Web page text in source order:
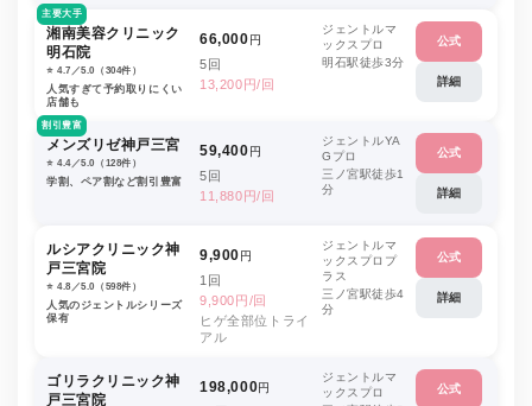
主要大手
湘南美容クリニック
明石院
⭐️ 4.7／5.0（304件）
人気すぎて予約取りにくい
店舗も
66,000円
5回
13,200円/回
ジェントルマ
ックスプロ
明石駅徒歩3分
公式
詳細
割引豊富
メンズリゼ神戸三宮
⭐️ 4.4／5.0（128件）
学割、ペア割など割引豊富
59,400円
5回
11,880円/回
ジェントルYA
Gプロ
三ノ宮駅徒歩1
分
公式
詳細
ルシアクリニック神
戸三宮院
⭐️ 4.8／5.0（598件）
人気のジェントルシリーズ
保有
9,900円
1回
9,900円/回
ヒゲ全部位トライ
アル
ジェントルマ
ックスプロプ
ラス
三ノ宮駅徒歩4
分
公式
詳細
ゴリラクリニック神
戸三宮院
198,000円
ジェントルマ
ックスプロ
公式